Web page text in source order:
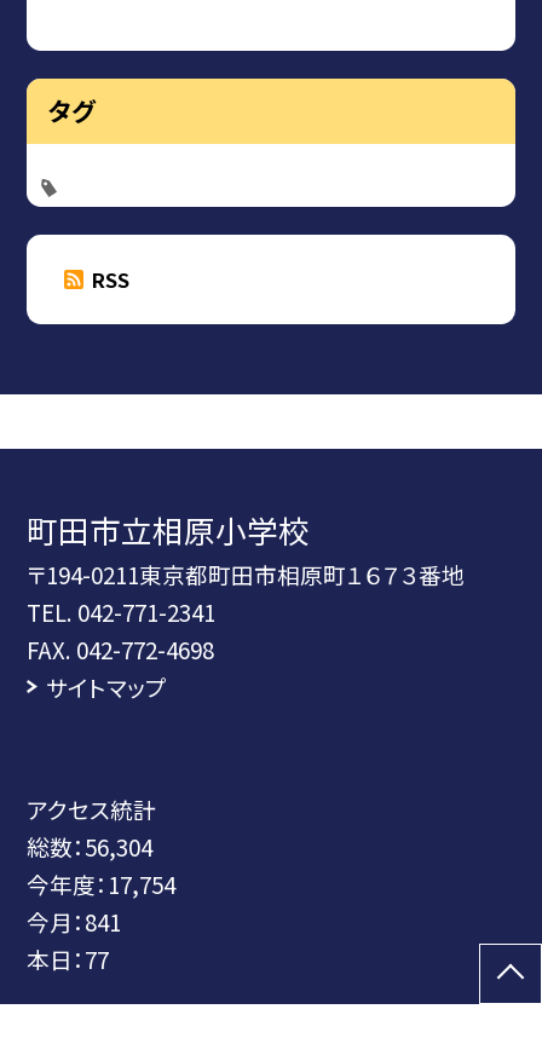
タグ
RSS
町田市立相原小学校
〒194-0211東京都町田市相原町１６７３番地
TEL. 042-771-2341
FAX. 042-772-4698
サイトマップ
アクセス統計
総数：56,304
今年度： 17,754
今月：841
本日：77